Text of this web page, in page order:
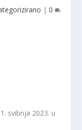
| 0
svibnja 2023. u